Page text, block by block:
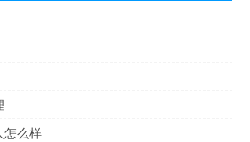
怎么样